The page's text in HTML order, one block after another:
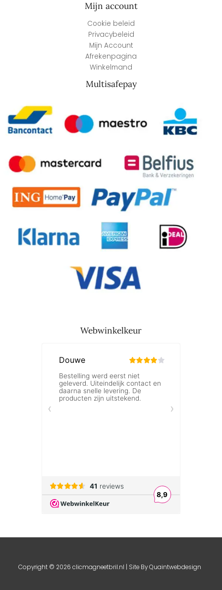
Mijn account
Cookie beleid
Privacybeleid
Mijn Account
Afrekenpagina
Winkelmand
Multisafepay
Webwinkelkeur
Copyright © 2026 clicmagneetbril.nl | Site ByQuaintwebdesign